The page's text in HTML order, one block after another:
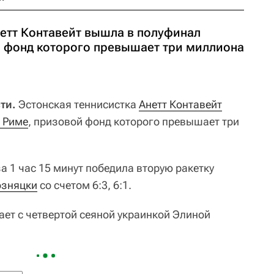
Контавейт вышла в полуфинал
которого превышает три миллиона
Эстонская теннисистка Анетт Контавейт
Риме, призовой фонд которого превышает три
1 час 15 минут победила вторую ракетку
со счетом 6:3, 6:1.
с четвертой сеяной украинкой Элиной